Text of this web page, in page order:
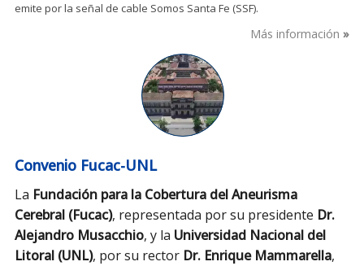
emite por la señal de cable Somos Santa Fe (SSF).
Más información
Convenio Fucac-UNL
La Fundación para la Cobertura del Aneurisma
Cerebral (Fucac), representada por su presidente Dr.
Alejandro Musacchio, y la Universidad Nacional del
Litoral (UNL), por su rector Dr. Enrique Mammarella,